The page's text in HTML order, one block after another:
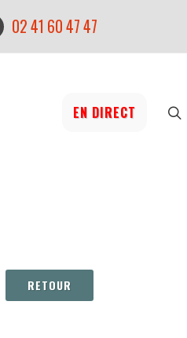
02 41 60 47 47
EN DIRECT
RETOUR